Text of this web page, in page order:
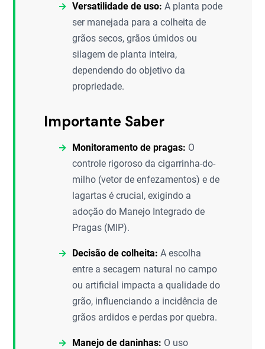
Versatilidade de uso: A planta pode
ser manejada para a colheita de
grãos secos, grãos úmidos ou
silagem de planta inteira,
dependendo do objetivo da
propriedade.
Importante Saber
Monitoramento de pragas: O
controle rigoroso da cigarrinha-do-
milho (vetor de enfezamentos) e de
lagartas é crucial, exigindo a
adoção do Manejo Integrado de
Pragas (MIP).
Decisão de colheita: A escolha
entre a secagem natural no campo
ou artificial impacta a qualidade do
grão, influenciando a incidência de
grãos ardidos e perdas por quebra.
Manejo de daninhas: O uso